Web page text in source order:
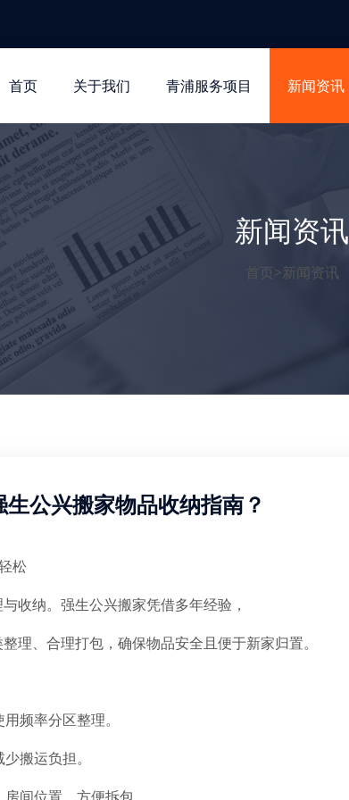
首页 关于我们 青浦服务项目 新闻资讯
新闻资讯
首页>新闻资讯
生公兴搬家物品收纳指南？
松
收纳。强生公兴搬家凭借多年经验，
理、合理打包，确保物品安全且便于新家归置。
频率分区整理。
搬运负担。